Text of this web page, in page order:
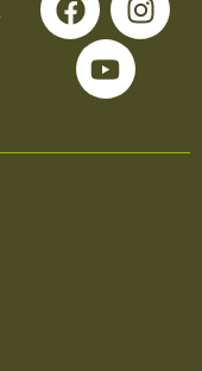
a
c
e
o
n
s
g
o
u
t
u
b